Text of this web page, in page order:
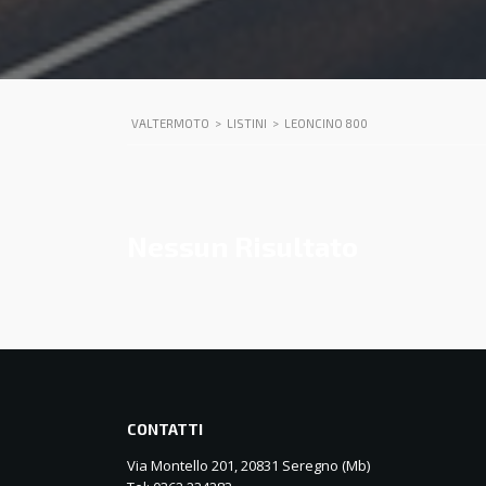
VALTERMOTO > LISTINI > LEONCINO 800
CONTATTI
Via Montello 201, 20831 Seregno (Mb)